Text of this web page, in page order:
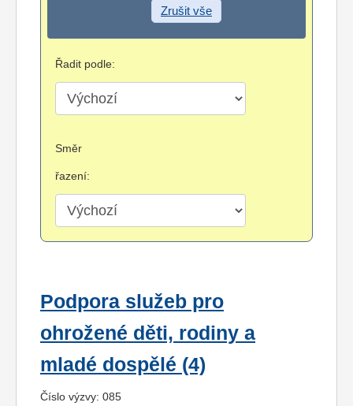
Zrušit vše
Řadit podle:
Směr
řazení:
Podpora služeb pro
ohrožené děti, rodiny a
mladé dospělé (4)
Číslo výzvy: 085